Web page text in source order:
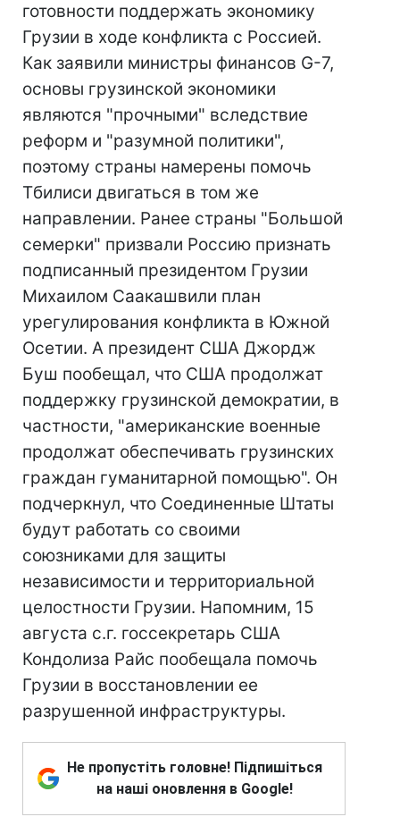
готовности поддержать экономику
Грузии в ходе конфликта с Россией.
Как заявили министры финансов G-7,
основы грузинской экономики
являются "прочными" вследствие
реформ и "разумной политики",
поэтому страны намерены помочь
Тбилиси двигаться в том же
направлении. Ранее страны "Большой
семерки" призвали Россию признать
подписанный президентом Грузии
Михаилом Саакашвили план
урегулирования конфликта в Южной
Осетии. А президент США Джордж
Буш пообещал, что США продолжат
поддержку грузинской демократии, в
частности, "американские военные
продолжат обеспечивать грузинских
граждан гуманитарной помощью". Он
подчеркнул, что Соединенные Штаты
будут работать со своими
союзниками для защиты
независимости и территориальной
целостности Грузии. Напомним, 15
августа с.г. госсекретарь США
Кондолиза Райс пообещала помочь
Грузии в восстановлении ее
разрушенной инфраструктуры.
Не пропустіть головне! Підпишіться
на наші оновлення в Google!